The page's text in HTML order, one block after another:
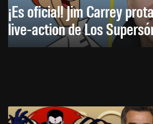
¡Es oficial! Jim Carrey
live-action de Los